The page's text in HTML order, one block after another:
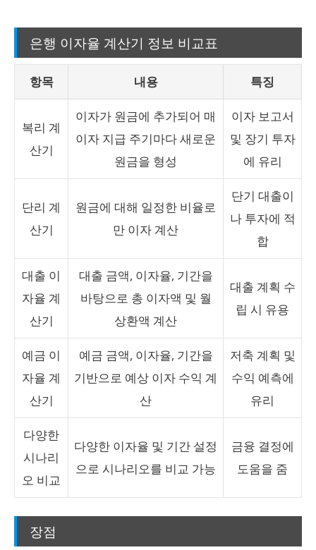
은행 이자율 계산기 정보 비교표
항목 내용 특징
복리 계
산기
이자가 원금에 추가되어 매
이자 지급 주기마다 새로운
원금을 형성
이자 보고서
및 장기 투자
에 유리
단리 계
산기
원금에 대해 일정한 비율로
만 이자 계산
단기 대출이
나 투자에 적
합
대출 이
자율 계
산기
대출 금액, 이자율, 기간을
바탕으로 총 이자액 및 월
상환액 계산
대출 계획 수
립 시 유용
예금 이
자율 계
산기
예금 금액, 이자율, 기간을
기반으로 예상 이자 수익 계
산
저축 계획 및
수익 예측에
유리
다양한
시나리
오 비교
다양한 이자율 및 기간 설정
으로 시나리오를 비교 가능
금융 결정에
도움을 줌
장점